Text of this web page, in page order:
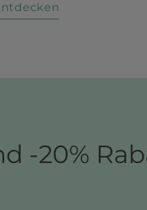
-20%